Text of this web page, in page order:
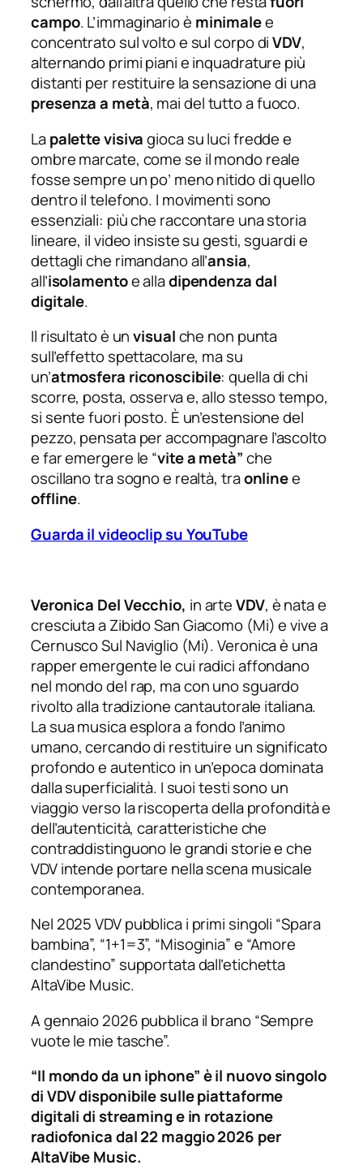
campo. L’immaginario è minimalee
concentrato sul volto e sul corpo diVDV,
alternando primi piani e inquadrature più
distanti per restituire la sensazione di una
presenza a metà, mai del tutto a fuoco.
Lapalette visivagioca su luci fredde e
ombre marcate, come se il mondo reale
fosse sempre un po’ meno nitido di quello
dentro il telefono. I movimenti sono
essenziali: più che raccontare una storia
lineare, il video insiste su gesti, sguardi e
dettagli che rimandano all’ansia,
all’isolamentoe alladipendenza dal
digitale.
Il risultato è unvisualche non punta
sull’effetto spettacolare, ma su
un’atmosfera riconoscibile: quella di chi
scorre, posta, osserva e, allo stesso tempo,
si sente fuori posto. È un’estensione del
pezzo, pensata per accompagnare l’ascolto
e far emergere le “vite a metà”che
oscillano tra sogno e realtà, traonlinee
offline.
Guarda il videoclip su YouTube
Veronica Del Vecchio, in arteVDV, è nata e
cresciuta aZibido San Giacomo (Mi) e vive a
Cernusco Sul Naviglio (Mi). Veronica è una
rapper emergente le cui radici affondano
nel mondo del rap, ma con uno sguardo
rivolto alla tradizione cantautorale italiana.
La sua musica esplora a fondo l’animo
umano, cercando di restituire un significato
profondo e autentico in un’epoca dominata
dalla superficialità. I suoi testi sono un
viaggio verso la riscoperta della profondità e
dell’autenticità, caratteristiche che
contraddistinguono le grandi storie e che
VDV intende portare nella scena musicale
contemporanea.
Nel 2025 VDV pubblica i primi singoli “Spara
bambina”, “1+1=3”, “Misoginia” e “Amore
clandestino” supportata dall’etichetta
AltaVibe Music.
A gennaio 2026 pubblica il brano “Sempre
vuote le mie tasche”.
“Il mondo da un iphone”è il nuovo singolo
di VDV disponibile sulle piattaforme
digitali di streaming e in rotazione
radiofonica dal 22 maggio 2026 per
AltaVibe Music.